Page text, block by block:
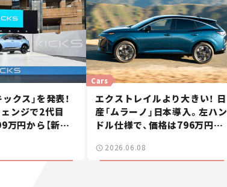
クス」を発表！
ンジで2代目
万円から【新車
Cars
エクストレイルより大きい！ 日
産「ムラーノ」日本導入。左ハン
ドル仕様で、価格は796万円
2026.06.08